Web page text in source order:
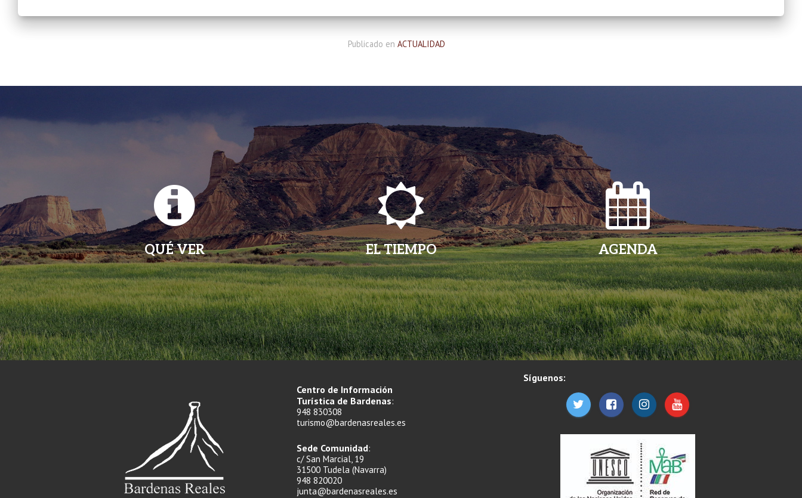
Publicado enACTUALIDAD
QUÉ VER EL TIEMPO AGENDA
Centro de Información
Turística de Bardenas:
948 830308
turismo@bardenasreales.es
Sede Comunidad:
c/ San Marcial, 19
31500 Tudela (Navarra)
948 820020
junta@bardenasreales.es
Síguenos: